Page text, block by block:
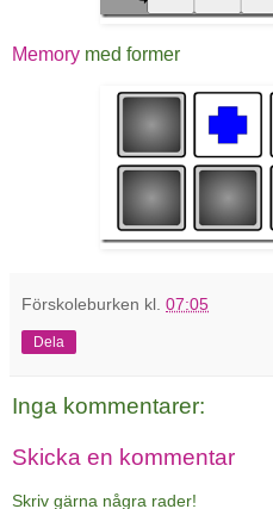
Memory med former
Förskoleburken kl. 07:05
Dela
Inga kommentarer:
Skicka en kommentar
Skriv gärna några rader!